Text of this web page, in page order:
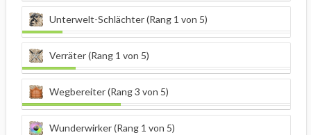
Unterwelt-Schlächter (Rang 1 von 5)
Verräter (Rang 1 von 5)
Wegbereiter (Rang 3 von 5)
Wunderwirker (Rang 1 von 5)